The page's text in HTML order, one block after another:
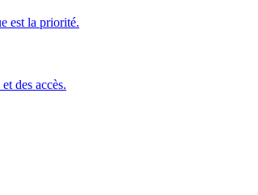
est la priorité.
des accès.